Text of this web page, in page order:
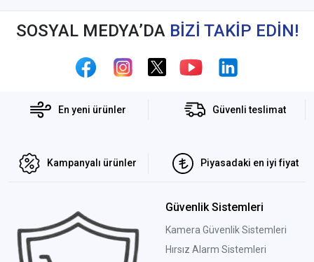
SOSYAL MEDYA’DA BİZİ TAKİP EDİN!
En yeni ürünler Güvenli teslimat
Kampanyalı ürünler Piyasadaki en iyi fiyat
Güvenlik Sistemleri
Kamera Güvenlik Sistemleri
Hırsız Alarm Sistemleri